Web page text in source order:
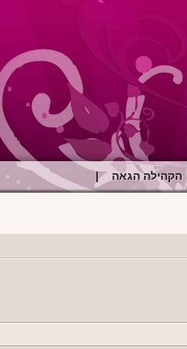
| הקהילה הגאה